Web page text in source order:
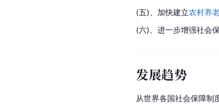
(五)、加快建立农村养
(六)、进一步增强社会
发展趋势
从世界各国社会保障制